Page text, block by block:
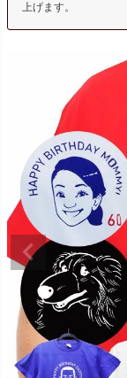
上げます。